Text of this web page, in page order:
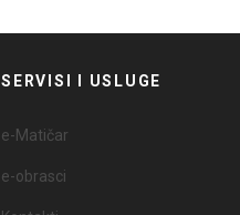
SERVISI I USLUGE
e-Matičar
e-obrasci